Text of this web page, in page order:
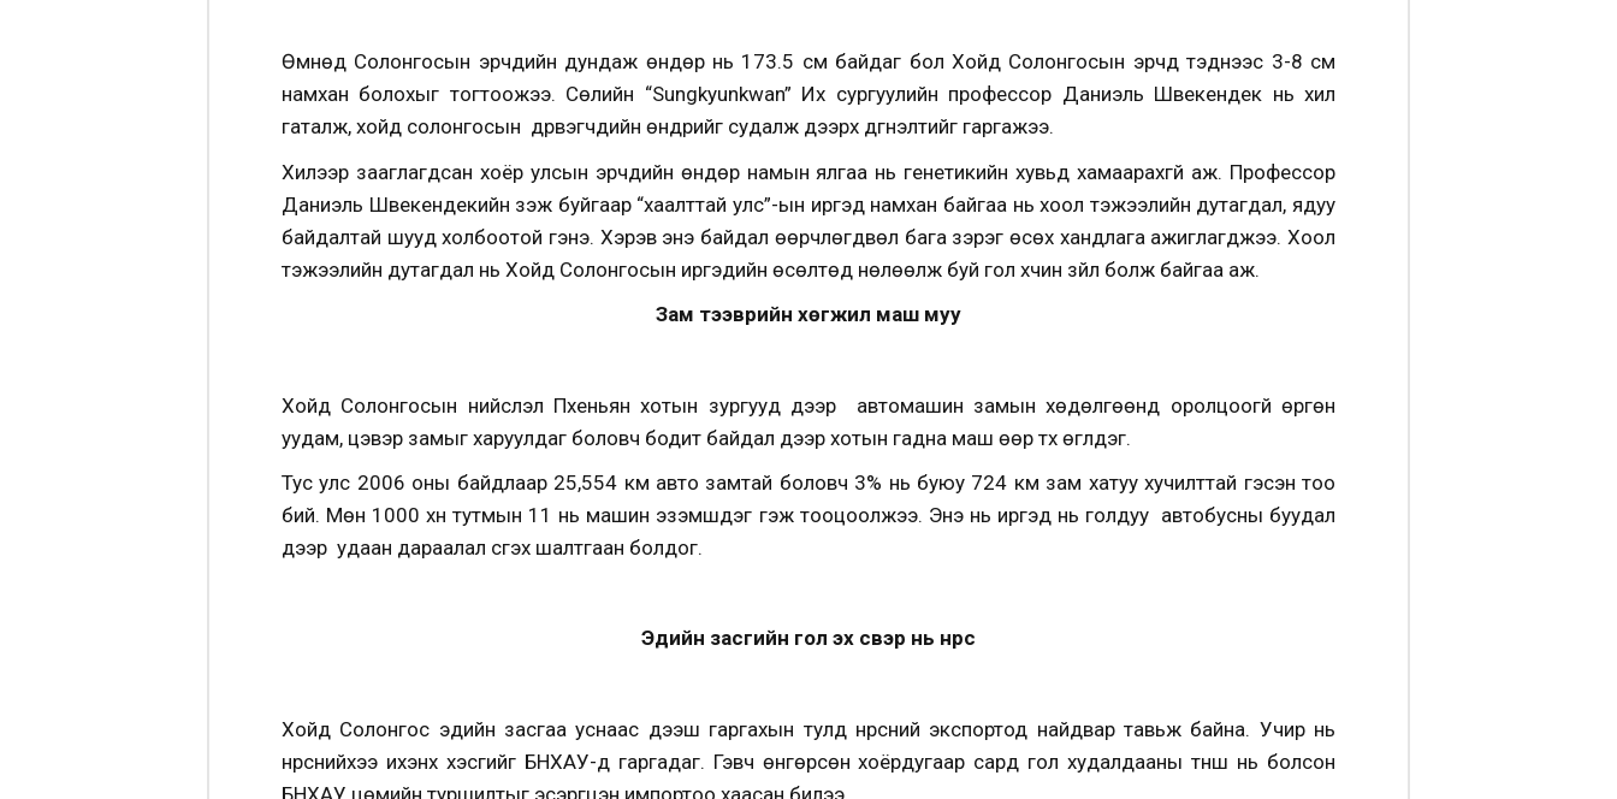
Өмнөд Солонгосын эрчүүдийн дундаж өндөр нь 173.5 см байдаг бол Хойд Солонгосын эрчүүд тэднээс 3-8 см
намхан болохыг тогтоожээ. Сөүлийн “Sungkyunkwan” Их сургуулийн профессор Даниэль Швекендек нь хил
гаталж, хойд солонгосын дүрвэгчдийн өндрийг судалж дээрх дүгнэлтийг гаргажээ.
Хилээр зааглагдсан хоёр улсын эрчүүдийн өндөр намын ялгаа нь генетикийн хувьд хамаарахгүй аж. Профессор
Даниэль Швекендекийн үзэж буйгаар “хаалттай улс”-ын иргэд намхан байгаа нь хоол тэжээлийн дутагдал, ядуу
байдалтай шууд холбоотой гэнэ. Хэрэв энэ байдал өөрчлөгдвөл бага зэрэг өсөх хандлага ажиглагджээ. Хоол
тэжээлийн дутагдал нь Хойд Солонгосын иргэдийн өсөлтөд нөлөөлж буй гол хүчин зүйл болж байгаа аж.
Зам тээврийн хөгжил маш муу
Хойд Солонгосын нийслэл Пхеньян хотын зургууд дээр автомашин замын хөдөлгөөнд оролцоогүй өргөн
уудам, цэвэр замыг харуулдаг боловч бодит байдал дээр хотын гадна маш өөр түүх өгүүлдэг.
Тус улс 2006 оны байдлаар 25,554 км авто замтай боловч 3% нь буюу 724 км зам хатуу хучилттай гэсэн тоо
бий. Мөн 1000 хүн тутмын 11 нь машин эзэмшдэг гэж тооцоолжээ. Энэ нь иргэд нь голдуу автобусны буудал
дээр удаан дараалал үүсгэх шалтгаан болдог.
Эдийн засгийн гол эх үүсвэр нь нүүрс
Хойд Солонгос эдийн засгаа уснаас дээш гаргахын тулд нүүрсний экспортод найдвар тавьж байна. Учир нь
нүүрснийхээ ихэнх хэсгийг БНХАУ-д гаргадаг. Гэвч өнгөрсөн хоёрдугаар сард гол худалдааны түнш нь болсон
БНХАУ цөмийн туршилтыг эсэргүүцэн импортоо хаасан билээ.